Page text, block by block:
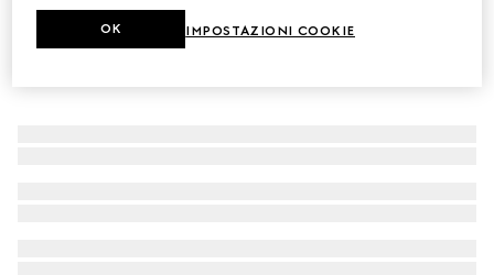
IMPOSTAZIONI COOKIE
OK